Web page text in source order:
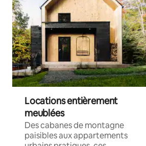
Locations entièrement
meublées
Des cabanes de montagne
paisibles aux appartements